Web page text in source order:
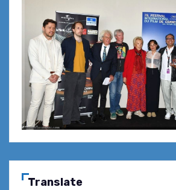
Translate